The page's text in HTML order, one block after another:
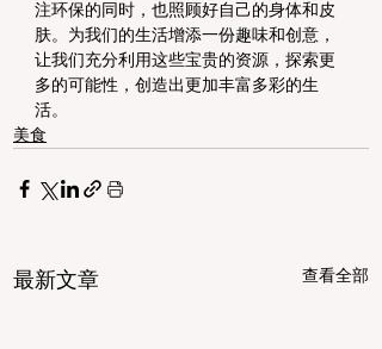
注环保的同时，也照顾好自己的身体和皮
肤。为我们的生活增添一份趣味和创意，
让我们充分利用这些宝贵的资源，探索更
多的可能性，创造出更加丰富多彩的生
活。
美食
最新文章 查看全部